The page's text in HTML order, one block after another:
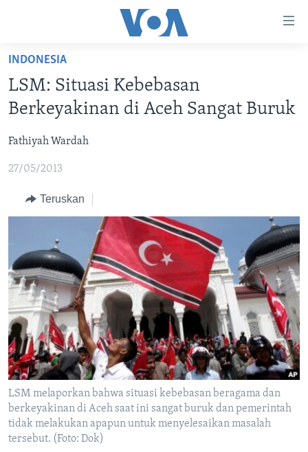
Akses
Lanjut
ke
Konten
Lanjut
ke
Utama
Lanjut
Pencarian
DUNIA
POLYGRAPH
DAFTAR PROGRAM
Learning English
IKUTI KAMI
Bahasa-bahasa
INDONESIA
LSM: Situasi Kebebasan
Berkeyakinan di Aceh Sangat Buruk
Fathiyah Wardah
27/05/2013
Teruskan
LSM melaporkan bahwa situasi kebebasan beragama dan
berkeyakinan di Aceh saat ini sangat buruk dan pemerintah
tidak melakukan apapun untuk menyelesaikan masalah
tersebut. (Foto: Dok)